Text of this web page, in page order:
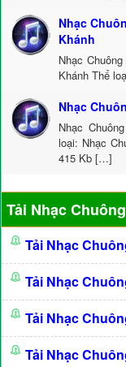
Nhạc
Khánh
Nhạc
Khánh Thể
Nhạc
Nhạc
loại: Nhạc
415 Kb […]
Tải Nhạc
Tải Nhạc
Tải Nhạc
Tải Nhạc
Tải Nhạc